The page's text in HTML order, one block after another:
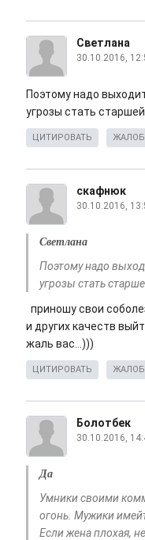
Светлана
30.10.2016,
Поэтому надо
угрозы стать
ЦИТИРОВАТЬ
скафнюк
30.10.2016,
Светлана
Поэтому надо
угрозы стать
приношу свои
и других качеств
жаль вас...)))
ЦИТИРОВАТЬ
Болотбек
30.10.2016,
Да
Умники своими
огонь. Мужики
Если жена плохая,